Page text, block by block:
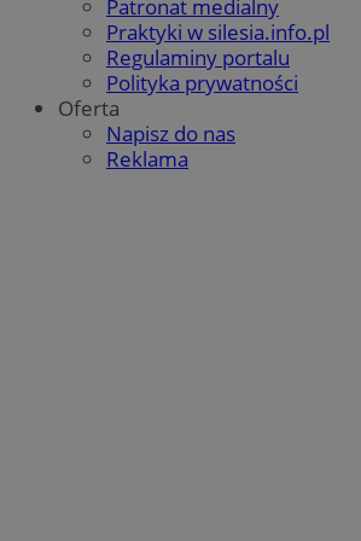
Patronat medialny
Praktyki w silesia.info.pl
Regulaminy portalu
Polityka prywatności
Oferta
Napisz do nas
Reklama